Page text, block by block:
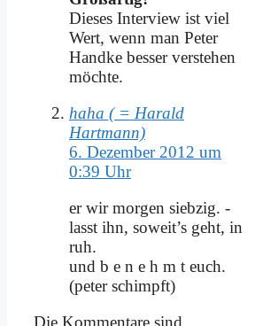
Die­ses In­ter­view ist viel
Wert, wenn man Pe­ter
Hand­ke bes­ser ver­ste­hen
möch­te.
haha ( = Harald
Hartmann)
6. Dezember 2012 um
0:39 Uhr
er wir mor­gen sieb­zig. -
lasst ihn, soweit’s geht, in
ruh.
und b e n e h m t euch.
(pe­ter schimpft)